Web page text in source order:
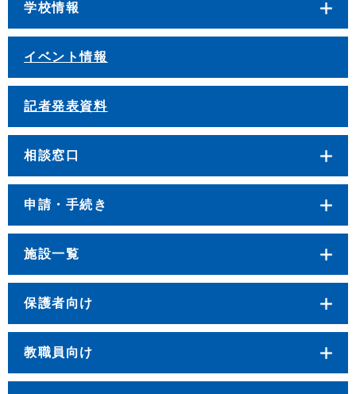
学校情報
イベント情報
記者発表資料
相談窓口
申請・手続き
施設一覧
保護者向け
教職員向け